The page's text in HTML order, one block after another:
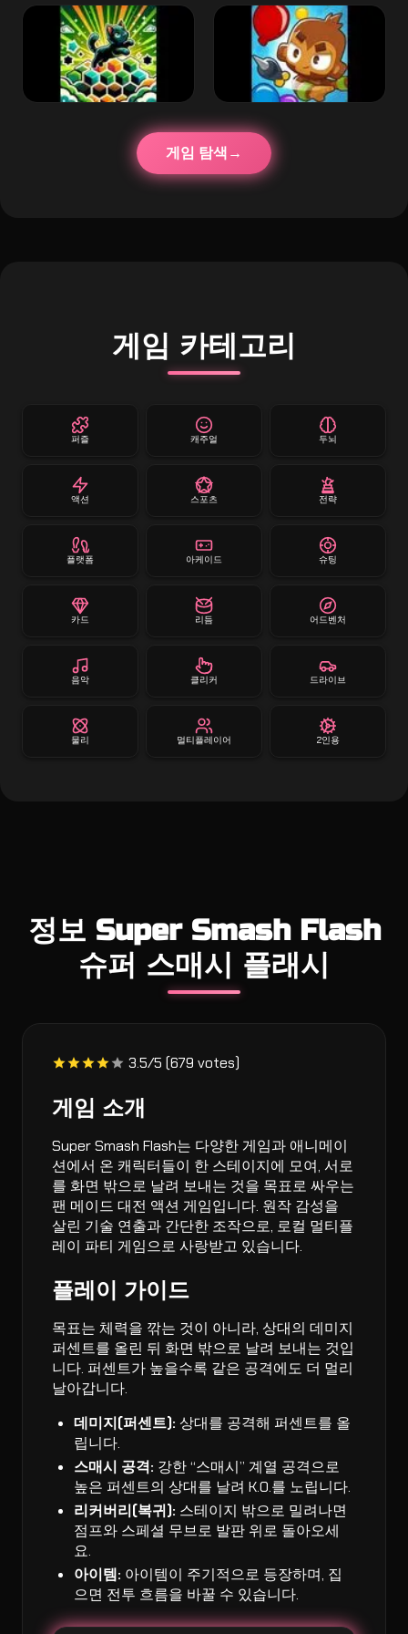
게임 탐색
게임 카테고리
퍼즐 캐주얼 두뇌
액션 스포츠 전략
플랫폼 아케이드 슈팅
카드 리듬 어드벤처
음악 클리커 드라이브
물리 멀티플레이어 2인용
정보 Super Smash Flash
슈퍼 스매시 플래시
3.5/5 (679 votes)
게임 소개
Super Smash Flash는 다양한 게임과 애니메이
션에서 온 캐릭터들이 한 스테이지에 모여, 서로
를 화면 밖으로 날려 보내는 것을 목표로 싸우는
팬 메이드 대전 액션 게임입니다. 원작 감성을
살린 기술 연출과 간단한 조작으로, 로컬 멀티플
레이 파티 게임으로 사랑받고 있습니다.
플레이 가이드
목표는 체력을 깎는 것이 아니라, 상대의 데미지
퍼센트를 올린 뒤 화면 밖으로 날려 보내는 것입
니다. 퍼센트가 높을수록 같은 공격에도 더 멀리
날아갑니다.
데미지(퍼센트): 상대를 공격해 퍼센트를 올
립니다.
스매시 공격: 강한 “스매시” 계열 공격으로
높은 퍼센트의 상대를 날려 K.O.를 노립니다.
리커버리(복귀): 스테이지 밖으로 밀려나면
점프와 스페셜 무브로 발판 위로 돌아오세
요.
아이템: 아이템이 주기적으로 등장하며, 집
으면 전투 흐름을 바꿀 수 있습니다.